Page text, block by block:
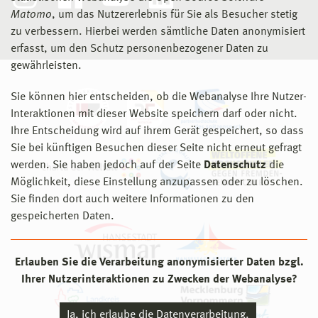
Matomo, um das Nutzererlebnis für Sie als Besucher stetig
zu verbessern. Hierbei werden sämtliche Daten anonymisiert
erfasst, um den Schutz personenbezogener Daten zu
gewährleisten.
Sie können hier entscheiden, ob die Webanalyse Ihre Nutzer-
Interaktionen mit dieser Website speichern darf oder nicht.
Ihre Entscheidung wird auf ihrem Gerät gespeichert, so dass
Sie bei künftigen Besuchen dieser Seite nicht erneut gefragt
werden. Sie haben jedoch auf der Seite Datenschutz die
Möglichkeit, diese Einstellung anzupassen oder zu löschen.
Sie finden dort auch weitere Informationen zu den
gespeicherten Daten.
Erlauben Sie die Verarbeitung anonymisierter Daten bzgl.
Ihrer Nutzerinteraktionen zu Zwecken der Webanalyse?
Ja, ich erlaube die Datenverarbeitung.